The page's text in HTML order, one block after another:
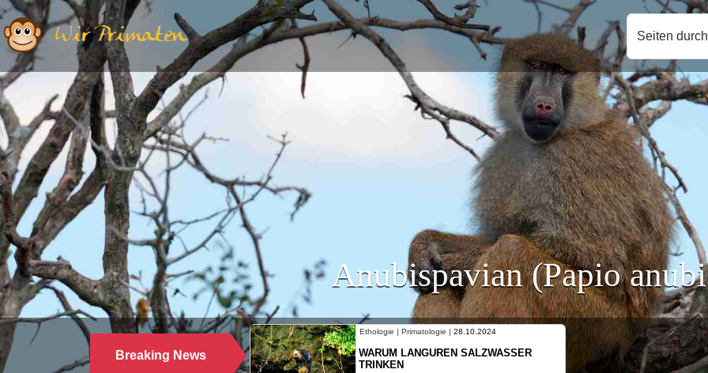
Wir Primaten Seiten
Anubispavian (Papio
Breaking News
Ethologie | Primatologie | 10.10.2024
NEUES VON WEIBLICHEN
SCHOPFGIBBONS UND IHRER